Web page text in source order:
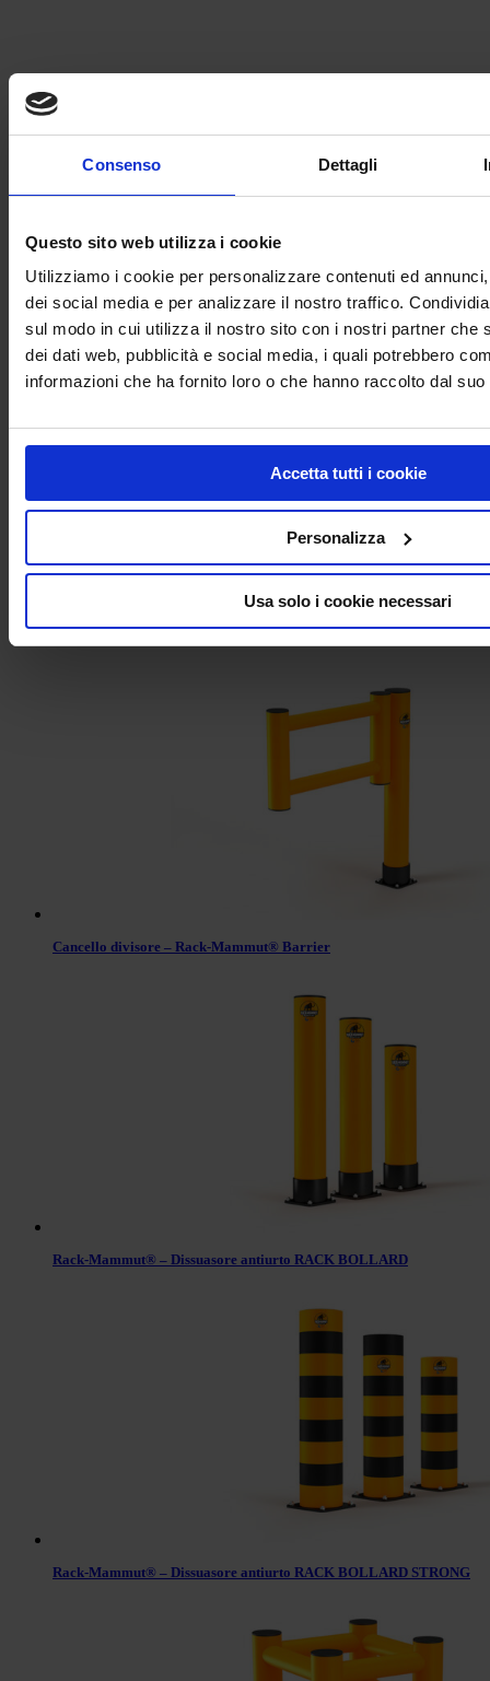
Consenso Dettagli
Questo sito web utilizza i cookie
Utilizziamo i cookie per personalizzare contenuti ed
dei social media e per analizzare il nostro traffico.
sul modo in cui utilizza il nostro sito con i nostri partner che
dei dati web, pubblicità e social media, i quali potrebbero
informazioni che ha fornito loro o che hanno raccolto dal
Accetta tutti i cookie
Personalizza
Usa solo i cookie necessari
Barriera paraurti doppia Rack-Mammut®Double Bumper Barrier
EXTRA
Limitatore d’altezza – Rack-Mammut® Barrier
Cancello divisore – Rack-Mammut® Barrier
Rack-Mammut® – Dissuasore antiurto RACK BOLLARD
Rack-Mammut® – Dissuasore antiurto RACK BOLLARD STRONG